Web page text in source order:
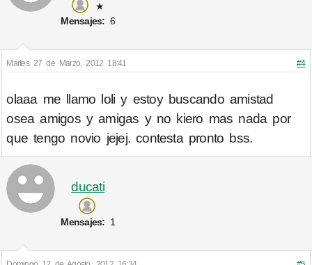
★
Mensajes: 6
Martes 27 de Marzo, 2012 18:41 #4
olaaa me llamo loli y estoy buscando amistad
osea amigos y amigas y no kiero mas nada por
que tengo novio jejej. contesta pronto bss.
ducati
Mensajes: 1